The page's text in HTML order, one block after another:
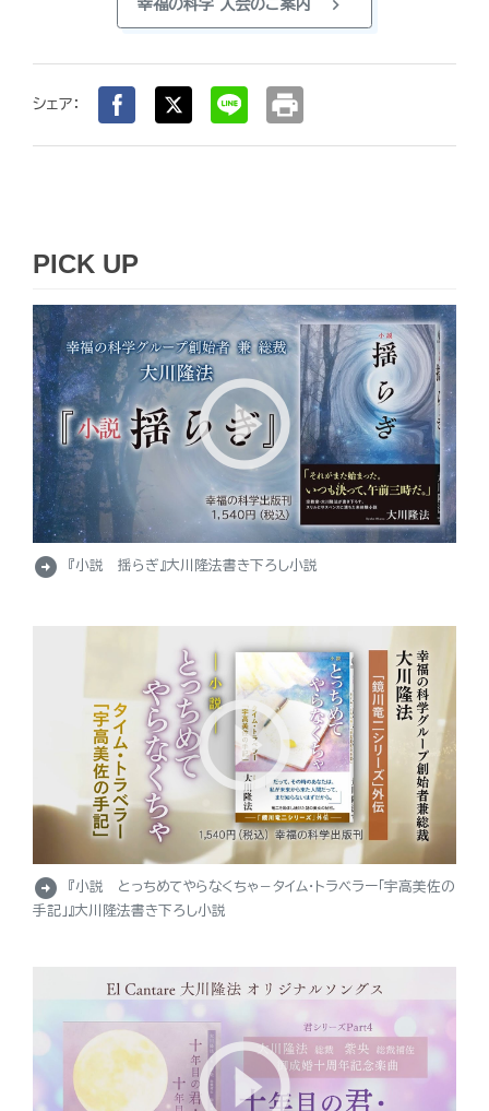
幸福の科学 入会のご案内 chevron_right
シェア： print
PICK UP
arrow_circle_right 『小説 揺らぎ』大川隆法書き下ろし小説
arrow_circle_right
『小説 とっちめてやらなくちゃ－タイム・トラベラー「宇高美佐の
手記」』大川隆法書き下ろし小説